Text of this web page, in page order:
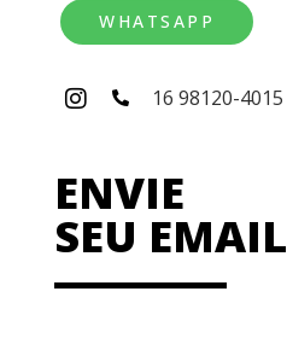
WHATSAPP
16 98120-4015
ENVIE
SEU EMAIL